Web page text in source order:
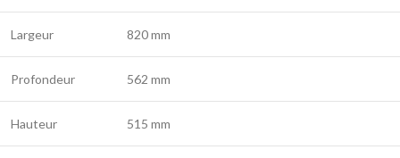
Largeur 820 mm
Profondeur 562 mm
Hauteur 515 mm